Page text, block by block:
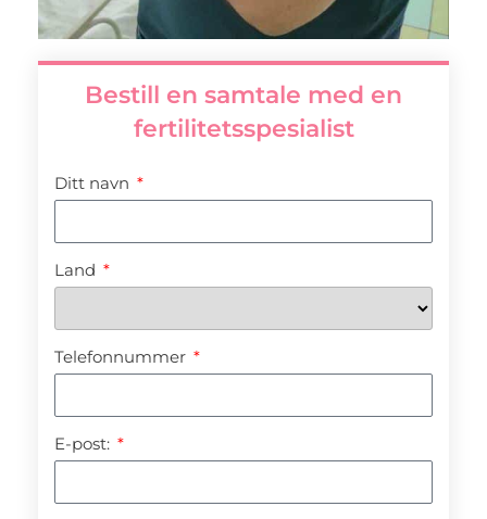
Bestill en samtale med en
fertilitetsspesialist
Ditt navn
Land
Telefonnummer
E-post: